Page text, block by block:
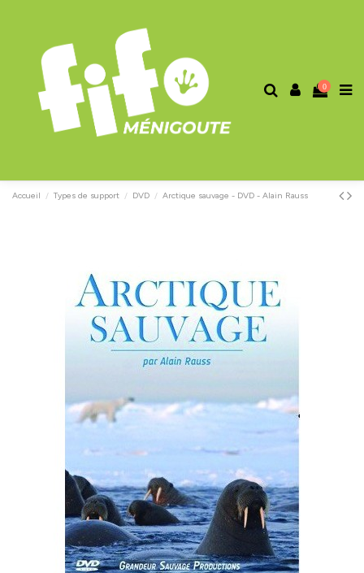
0
Accueil Types de support DVD Arctique sauvage - DVD - Alain Rauss